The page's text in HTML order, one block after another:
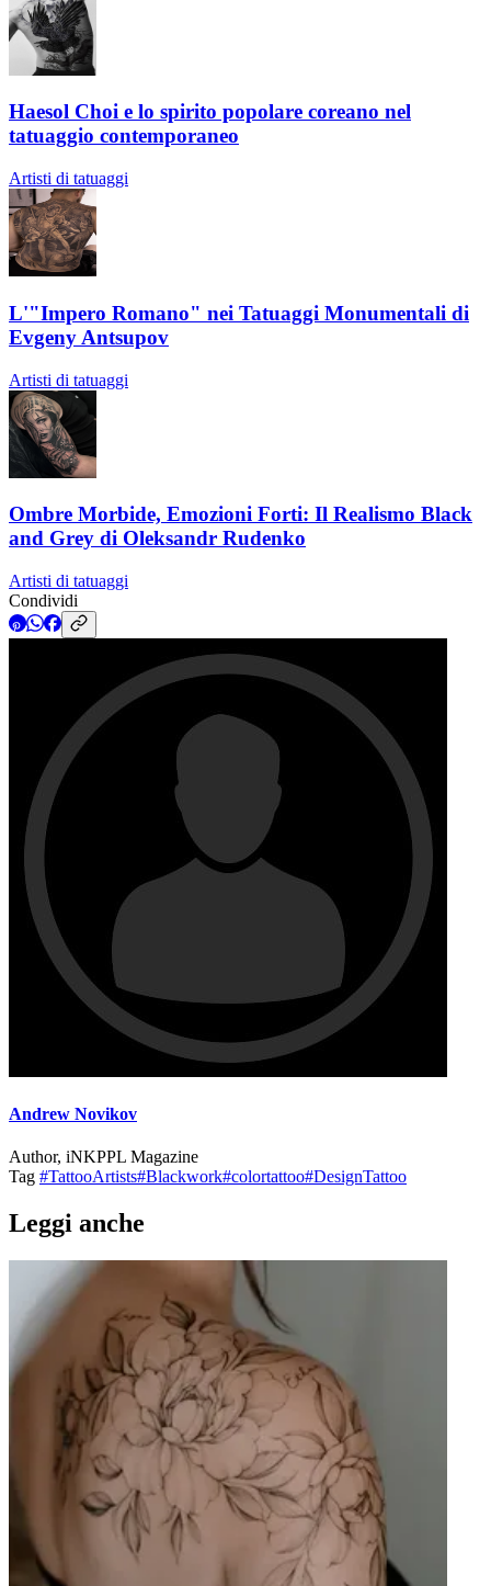
Guarda anche
← Incredibile fotorealistica di Steve Butcher
Ma non importa quale stile o tecnica Mirko Sata utilizza nei suoi
tatuaggi - tutti sono concettuali!
In alcuni dei suoi lavori si può notare una caratteristica che li unisce
tra loro - l'intreccio di serpenti contrastanti.
Questa tecnica ricorda il concetto di Yin-Yang - esprimendo
l'equilibrio tra opposti nel mondo.